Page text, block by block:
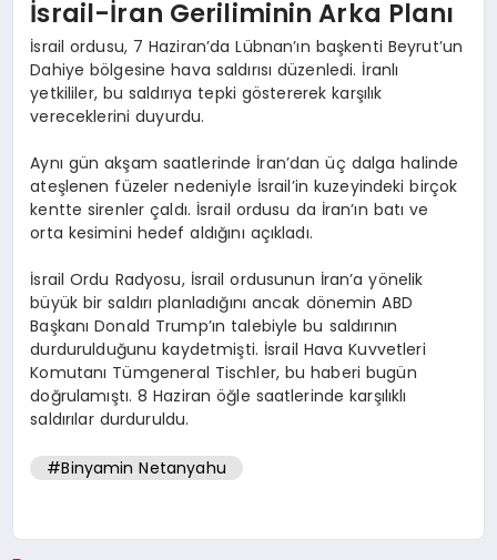
İsrail-İran Geriliminin Arka Planı
İsrail ordusu, 7 Haziran’da Lübnan’ın başkenti Beyrut’un
Dahiye bölgesine hava saldırısı düzenledi. İranlı
yetkililer, bu saldırıya tepki göstererek karşılık
vereceklerini duyurdu.
Aynı gün akşam saatlerinde İran’dan üç dalga halinde
ateşlenen füzeler nedeniyle İsrail’in kuzeyindeki birçok
kentte sirenler çaldı. İsrail ordusu da İran’ın batı ve
orta kesimini hedef aldığını açıkladı.
İsrail Ordu Radyosu, İsrail ordusunun İran’a yönelik
büyük bir saldırı planladığını ancak dönemin ABD
Başkanı Donald Trump’ın talebiyle bu saldırının
durdurulduğunu kaydetmişti. İsrail Hava Kuvvetleri
Komutanı Tümgeneral Tischler, bu haberi bugün
doğrulamıştı. 8 Haziran öğle saatlerinde karşılıklı
saldırılar durduruldu.
#Binyamin Netanyahu